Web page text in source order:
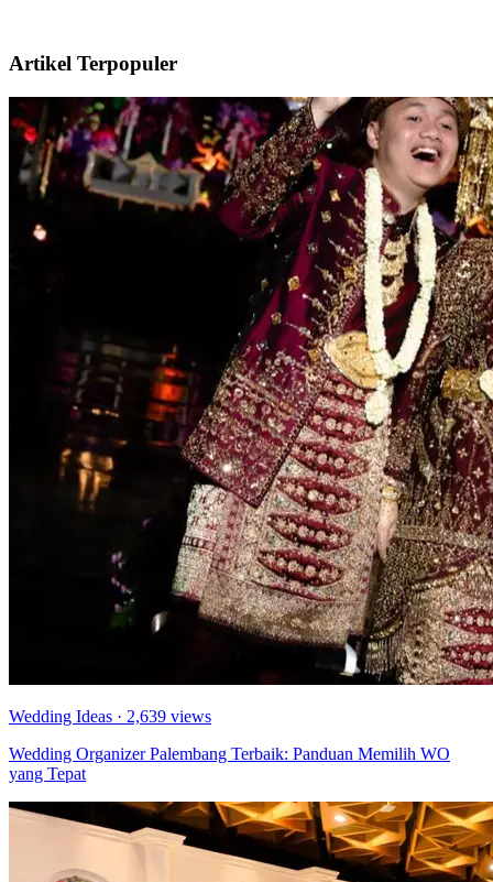
Artikel Terpopuler
Wedding Ideas · 2,639 views
Wedding Organizer Palembang Terbaik: Panduan Memilih WO
yang Tepat